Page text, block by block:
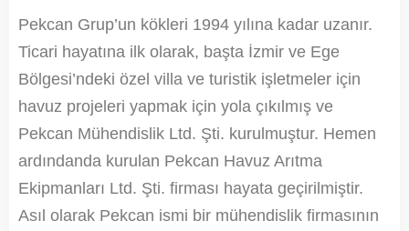
Pekcan Grup’un kökleri 1994 yılına kadar uzanır.
Ticari hayatına ilk olarak, başta İzmir ve Ege
Bölgesi’ndeki özel villa ve turistik işletmeler için
havuz projeleri yapmak için yola çıkılmış ve
Pekcan Mühendislik Ltd. Şti. kurulmuştur. Hemen
ardındanda kurulan Pekcan Havuz Arıtma
Ekipmanları Ltd. Şti. firması hayata geçirilmiştir.
Asıl olarak Pekcan ismi bir mühendislik firmasının